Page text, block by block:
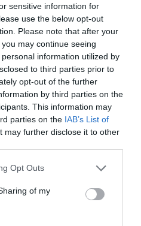
sensitive information for
use the below opt-out
Please note that after your
may continue seeing
information utilized by
to third parties prior to
opt-out of the further
by third parties on the
This information may
parties on the IAB’s List of
may further disclose it to other
Opt Outs
of my
READING BELOW